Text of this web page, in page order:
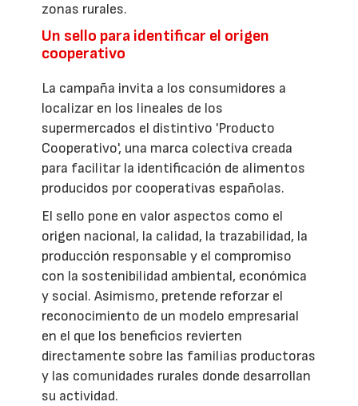
zonas rurales.
Un sello para identificar el origen
cooperativo
La campaña invita a los consumidores a
localizar en los lineales de los
supermercados el distintivo 'Producto
Cooperativo', una marca colectiva creada
para facilitar la identificación de alimentos
producidos por cooperativas españolas.
El sello pone en valor aspectos como el
origen nacional, la calidad, la trazabilidad, la
producción responsable y el compromiso
con la sostenibilidad ambiental, económica
y social. Asimismo, pretende reforzar el
reconocimiento de un modelo empresarial
en el que los beneficios revierten
directamente sobre las familias productoras
y las comunidades rurales donde desarrollan
su actividad.